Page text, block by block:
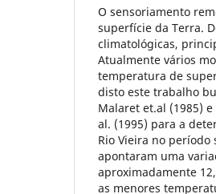
O sensoriamento
superfície da Terra.
climatológicas,
Atualmente vários
temperatura de
disto este trabalho
Malaret et.al (1985)
al. (1995) para a
Rio Vieira no período
apontaram uma
aproximadamente
as menores